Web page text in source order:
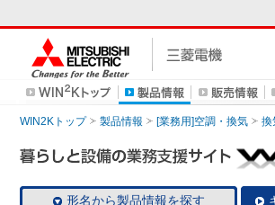
WIN2Kトップ 製品情報 [業務用]空調・換気 換
形名から製品情報を探す